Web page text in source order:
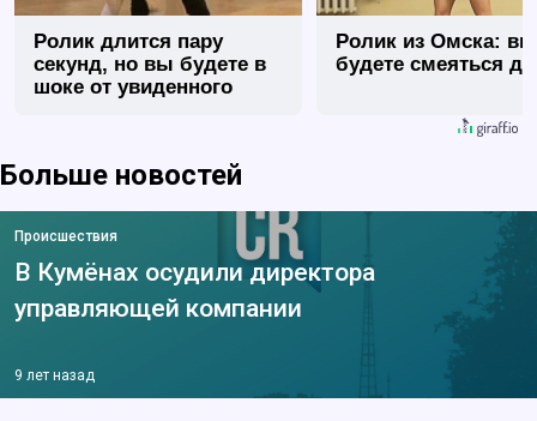
Ролик длится пару
секунд, но вы будете в
шоке от увиденного
Ролик из Омска: вы
будете смеяться
Больше новостей
Происшествия
В Кумёнах осудили директора
управляющей компании
9 лет назад